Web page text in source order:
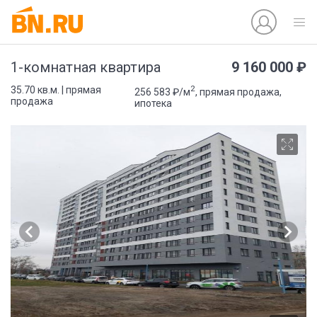
1-комнатная квартира 9 160 000 ₽
35.70 кв.м. | прямая
продажа
256 583 ₽/м2, прямая продажа,
ипотека